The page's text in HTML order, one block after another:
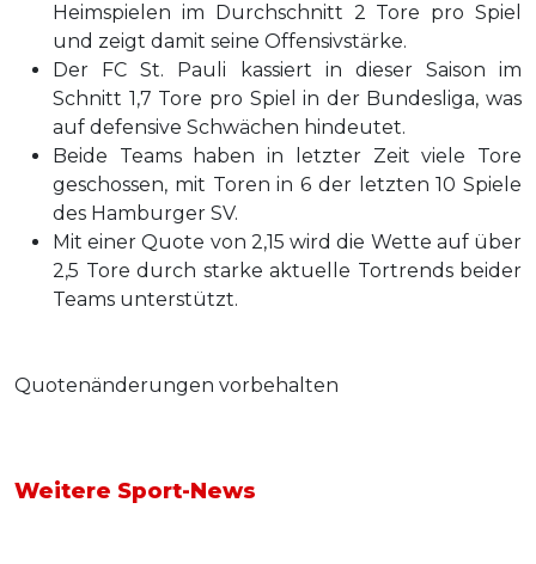
Heimspielen im Durchschnitt 2 Tore pro Spiel
und zeigt damit seine Offensivstärke.
Der FC St. Pauli kassiert in dieser Saison im
Schnitt 1,7 Tore pro Spiel in der Bundesliga, was
auf defensive Schwächen hindeutet.
Beide Teams haben in letzter Zeit viele Tore
geschossen, mit Toren in 6 der letzten 10 Spiele
des Hamburger SV.
Mit einer Quote von 2,15 wird die Wette auf über
2,5 Tore durch starke aktuelle Tortrends beider
Teams unterstützt.
Quotenänderungen vorbehalten
Weitere Sport-News